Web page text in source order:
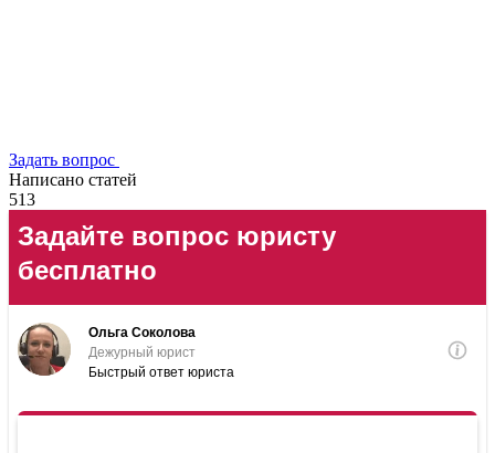
Задать вопрос
Написано статей
513